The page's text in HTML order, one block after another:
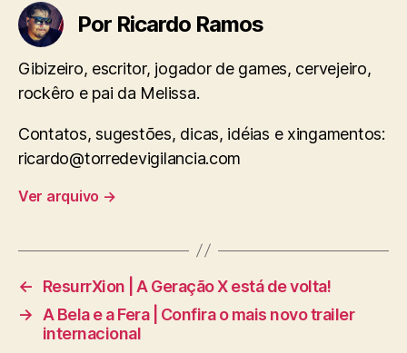
Por Ricardo Ramos
Gibizeiro, escritor, jogador de games, cervejeiro,
rockêro e pai da Melissa.
Contatos, sugestões, dicas, idéias e xingamentos:
ricardo@torredevigilancia.com
Ver arquivo →
←
ResurrXion | A Geração X está de volta!
→
A Bela e a Fera | Confira o mais novo trailer
internacional